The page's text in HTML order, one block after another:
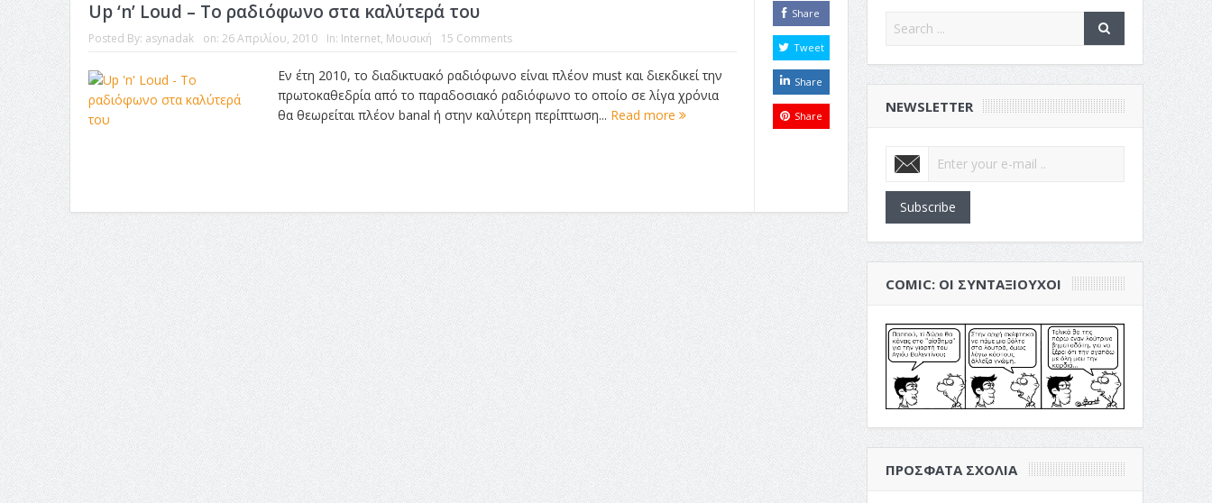
Up ‘n’ Loud – Το ραδιόφωνο στα καλύτερά του
Posted By: asynadak on: 26 Απριλίου, 2010 In: Internet, Μουσική 15 Comments
Εν έτη 2010, το διαδικτυακό ραδιόφωνο είναι πλέον must και διεκδικεί την
πρωτοκαθεδρία από το παραδοσιακό ραδιόφωνο το οποίο σε λίγα χρόνια
θα θεωρείται πλέον banal ή στην καλύτερη περίπτωση... Read more
Share
Tweet
Share
Share
NEWSLETTER
Subscribe
COMIC: ΟΙ ΣΥΝΤΑΞΙΟΎΧΟΙ
ΠΡΌΣΦΑΤΑ ΣΧΌΛΙΑ